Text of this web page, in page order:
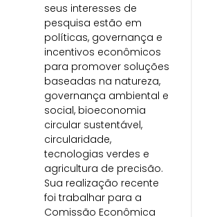
seus interesses de
pesquisa estão em
políticas, governança e
incentivos econômicos
para promover soluções
baseadas na natureza,
governança ambiental e
social, bioeconomia
circular sustentável,
circularidade,
tecnologias verdes e
agricultura de precisão.
Sua realização recente
foi trabalhar para a
Comissão Econômica